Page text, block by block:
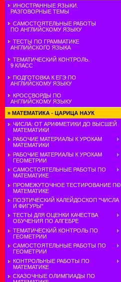
ИНОСТРАННЫЕ ЯЗЫКИ.
РАЗГОВОРНЫЕ ТЕМЫ
САМОСТОЯТЕЛЬНЫЕ РАБОТЫ
ПО АНГЛИЙСКОМУ ЯЗЫКУ
ТЕСТЫ ПО ГРАММАТИКЕ
АНГЛИЙСКОГО ЯЗЫКА
ТЕМАТИЧЕСКИЙ КОНТРОЛЬ.
9 КЛАСС
ПОДГОТОВКА К ЕГЭ ПО
АНГЛИЙСКОМУ ЯЗЫКУ
КРОССВОРДЫ ПО
АНГЛИЙСКОМУ ЯЗЫКУ
» МАТЕМАТИКА - ЦАРИЦА НАУК
ЧИСЛА: ОТ АРИФМЕТИКИ ДО ВЫСШЕЙ
МАТЕМАТИКИ
РАБОЧИЕ МАТЕРИАЛЫ К УРОКАМ
МАТЕМАТИКИ
РАБОЧИЕ МАТЕРИАЛЫ К УРОКАМ
ГЕОМЕТРИИ
САМОСТОЯТЕЛЬНЫЕ РАБОТЫ ПО
МАТЕМАТИКЕ
ПРОМЕЖУТОЧНОЕ ТЕСТИРОВАНИЕ ПО
МАТЕМАТИКЕ
ПОЭТИЧЕСКИЙ КАЛЕЙДОСКОП "ЧИСЛА
И ФИГУРЫ"
ТЕСТЫ ДЛЯ ОЦЕНКИ КАЧЕСТВА
ОБУЧЕНИЯ ПО АЛГЕБРЕ
ТЕМАТИЧЕСКИЙ КОНТРОЛЬ ПО
ГЕОМЕТРИИ
САМОСТОЯТЕЛЬНЫЕ РАБОТЫ ПО
ГЕОМЕТРИИ
КОНТРОЛЬНЫЕ РАБОТЫ ПО
МАТЕМАТИКЕ
СКАЗОЧНЫЕ ОЛИМПИАДЫ ПО